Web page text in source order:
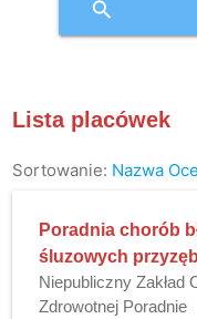
search
Lista placówek
Sortowanie: Nazwa
Poradnia chorób
śluzowych
Niepubliczny Zakład
Zdrowotnej Poradnie